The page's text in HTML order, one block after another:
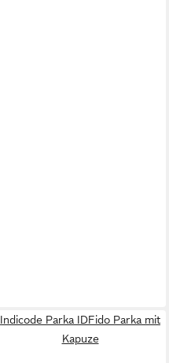
Indicode Parka IDFido Parka mit
Kapuze